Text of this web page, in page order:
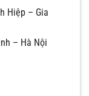
Hiệp – Gia
– Hà Nội